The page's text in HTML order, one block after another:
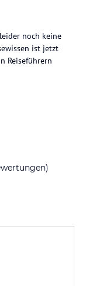
noch keine
ist jetzt
Reiseführern